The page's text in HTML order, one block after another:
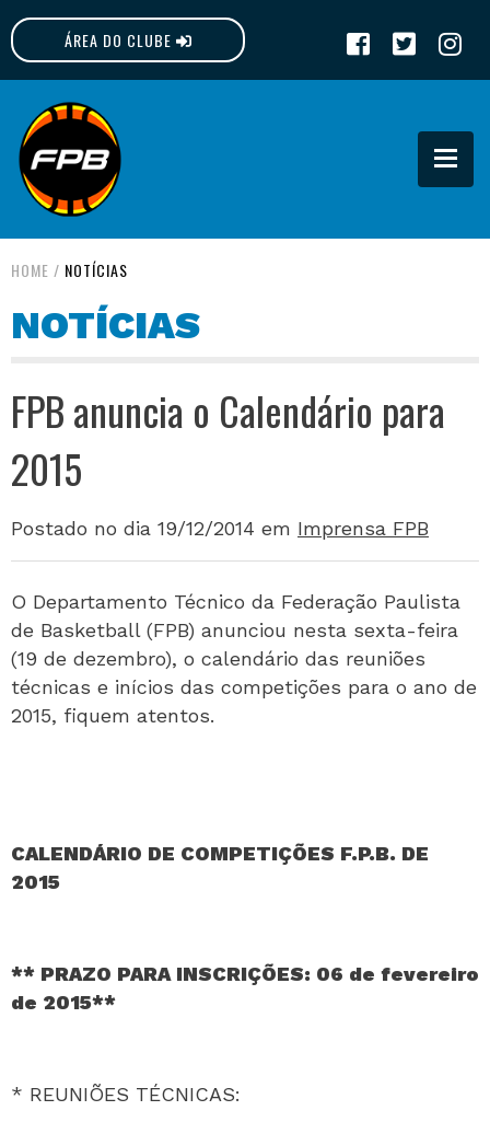
ÁREA DO CLUBE
FPB
HOME / NOTÍCIAS
NOTÍCIAS
FPB anuncia o Calendário para
2015
Postado no dia 19/12/2014 em Imprensa FPB
O Departamento Técnico da Federação Paulista
de Basketball (FPB) anunciou nesta sexta-feira
(19 de dezembro), o calendário das reuniões
técnicas e inícios das competições para o ano de
2015, fiquem atentos.
CALENDÁRIO DE COMPETIÇÕES F.P.B. DE
2015
** PRAZO PARA INSCRIÇÕES: 06 de fevereiro
de 2015**
* REUNIÕES TÉCNICAS: